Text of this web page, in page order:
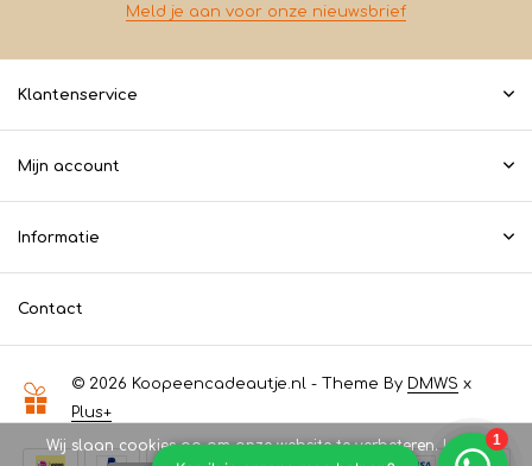
Meld je aan voor onze nieuwsbrief
Klantenservice
Mijn account
Informatie
Contact
© 2026 Koopeencadeautje.nl - Theme By DMWS x
Plus+
Wij slaan cookies op om onze website te verbeteren. Is dat